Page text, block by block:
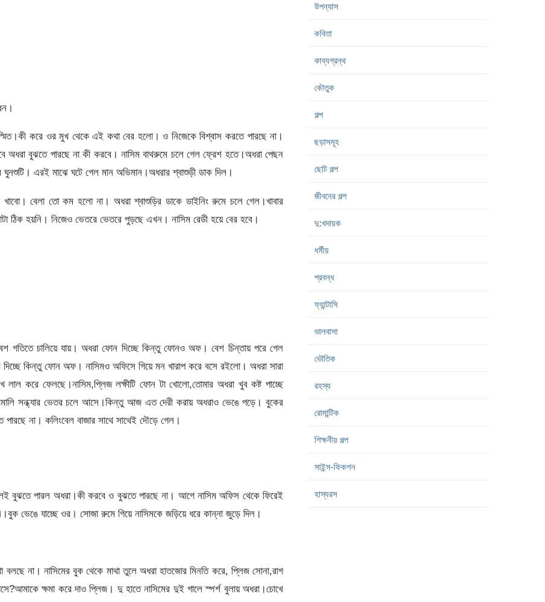
করে ওর মুখ থেকে এই কথা বের হলো। ও নিজেকে বিশ্বাস করতে পারছে না।
অধরা বুঝতে পারছে না কী করবে। নাসিম বাথরুমে চলে গেল ফ্রেশ হতে।অধরা পেছন
এরই মাঝে ঘটে গেল মান অভিমান।অধরার শ্বাশুড়ী ডাক দিল।
খাবো। বেলা তো কম হলো না। অধরা শ্বাশুড়ির ডাকে ডাইনিং রুমে চলে গেল।খাবার
ঠিক হয়নি। নিজেও ভেতরে ভেতরে পুড়ছে এখন। নাসিম রেডী হয়ে বের হবে।
গতিতে চালিয়ে যায়। অধরা ফোন দিচ্ছে কিন্তু ফোনও অফ। বেশ চিন্তায় পরে গেল
কিন্তু ফোন অফ। নাসিমও অফিসে গিয়ে মন খারাপ করে বসে রইলো। অধরা সারা
করে ফেলছে।নাসিম,প্লিজ লক্ষীটি ফোন টা খোলো,তোমার অধরা খুব কষ্ট পাচ্ছে
সন্ধ্যার ভেতর চলে আসে।কিন্তু আজ এত দেরী করায় অধরাও ভেঙে পড়ে। বুকের
না। কলিংবেল বাজার সাথে সাথেই দৌড়ে গেল।
বুঝতে পারল অধরা।কী করবে ও বুঝতে পারছে না। আগে নাসিম অফিস থেকে ফিরেই
ভেঙে যাচ্ছে ওর। সোজা রুমে গিয়ে নাসিমকে জড়িয়ে ধরে কান্না জুড়ে দিল।
না। নাসিমের বুক থেকে মাথা তুলে অধরা হাতজোর মিনতি করে, প্লিজ সোনা,রাগ
ক্ষমা করে দাও প্লিজ। দু হাতে নাসিমের দুই গালে স্পর্শ বুলায় অধরা।চোখে
উপন্যাস
কবিতা
কাব্যগ্রন্থ
কৌতুক
গল্প
ছড়াসমূহ
ছোট গল্প
জীবনের গল্প
দু:খদায়ক
ধর্মীয়
প্রবন্ধ
ফ্যান্টাসি
ভালবাসা
ভৌতিক
রহস্য
রোমান্টিক
শিক্ষনীয় গল্প
সাইন্স-ফিকশন
হাস্যরস